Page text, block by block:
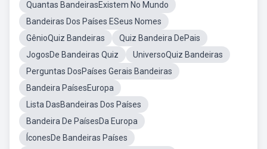
Quantas BandeirasExistem No Mundo
Bandeiras Dos Países ESeus Nomes
GênioQuiz Bandeiras
Quiz Bandeira DePais
JogosDe Bandeiras Quiz
UniversoQuiz Bandeiras
Perguntas DosPaíses Gerais Bandeiras
Bandeira PaísesEuropa
Lista DasBandeiras Dos Países
Bandeira De PaísesDa Europa
ÍconesDe Bandeiras Países